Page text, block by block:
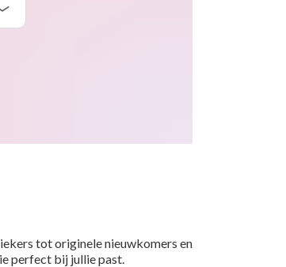
tot originele nieuwkomers en
perfect bij jullie past.